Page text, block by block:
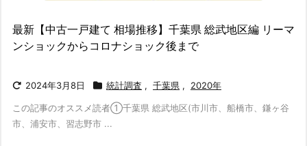
最新【中古一戸建て 相場推移】千葉県 総武地区編 リーマ
ンショックからコロナショック後まで
2024年3月8日 統計調査 , 千葉県 , 2020年
この記事のオススメ読者①千葉県 総武地区(市川市、船橋市、鎌ヶ谷
市、浦安市、習志野市 ...